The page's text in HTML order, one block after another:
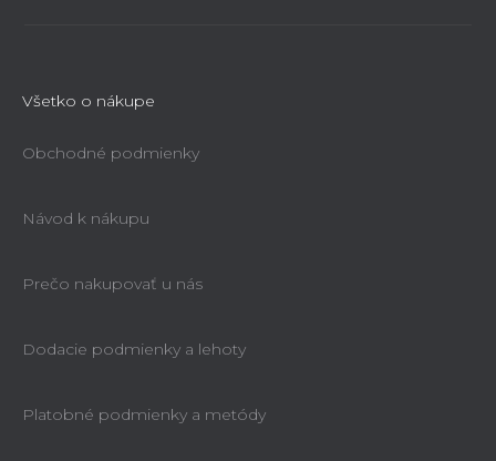
Všetko o nákupe
Obchodné podmienky
Návod k nákupu
Prečo nakupovať u nás
Dodacie podmienky a lehoty
Platobné podmienky a metódy